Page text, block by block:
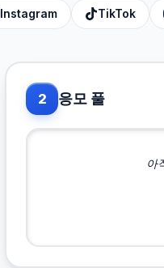
Instagram TikTok
2 응모 풀
아